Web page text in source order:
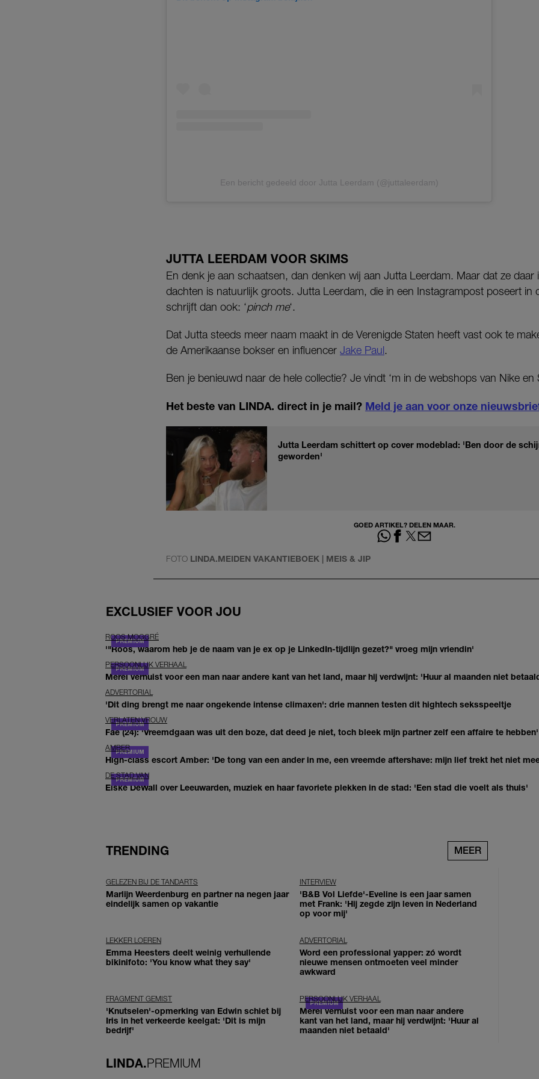
Een bericht gedeeld door Jutta Leerdam (@juttaleerdam)
JUTTA LEERDAM VOOR SKIMS
En denk je aan schaatsen, dan denken wij aan Jutta Leerdam. Maar dat ze daar
dachten is natuurlijk groots. Jutta Leerdam, die in een Instagrampost poseert in
schrijft dan ook: ‘pinch me‘.
Dat Jutta steeds meer naam maakt in de Verenigde Staten heeft vast ook te
de Amerikaanse bokser en influencer Jake Paul.
Ben je benieuwd naar de hele collectie? Je vindt ‘m in de webshops van Nike en
Het beste van LINDA. direct in je mail? Meld je aan voor onze
Jutta Leerdam schittert op cover modeblad: 'Ben door de
geworden'
GOED ARTIKEL? DELEN MAAR.
FOTO LINDA.MEIDEN VAKANTIEBOEK | MEIS & JIP
EXCLUSIEF VOOR JOU
ROOS MOGGRÉ
'"Roos, waarom heb je de naam van je ex op je LinkedIn-tijdlijn gezet?" vroeg mijn vriendin'
PERSOONLIJK VERHAAL
Merel verhuist voor een man naar andere kant van het land, maar hij verdwijnt: 'Huur al maanden niet
ADVERTORIAL
'Dit ding brengt me naar ongekende intense climaxen': drie mannen testen dit hightech seksspeeltje
VERLATEN VROUW
Fae (24): 'Vreemdgaan was uit den boze, dat deed je niet, toch bleek mijn partner zelf een affaire te hebben'
AMBER
High-class escort Amber: 'De tong van een ander in me, een vreemde aftershave: mijn lief trekt het niet
DE STAD VAN
Elske DeWall over Leeuwarden, muziek en haar favoriete plekken in de stad: 'Een stad die voelt als thuis'
TRENDING MEER
GELEZEN BIJ DE TANDARTS
Marlijn Weerdenburg en partner na negen jaar
eindelijk samen op vakantie
INTERVIEW
'B&B Vol Liefde'-Eveline is een jaar samen
met Frank: 'Hij zegde zijn leven in Nederland
op voor mij'
LEKKER LOEREN
Emma Heesters deelt weinig verhullende
bikinifoto: 'You know what they say'
ADVERTORIAL
Word een professional yapper: zó wordt
nieuwe mensen ontmoeten veel minder
awkward
FRAGMENT GEMIST
'Knutselen'-opmerking van Edwin schiet bij
Iris in het verkeerde keelgat: 'Dit is mijn
bedrijf'
PERSOONLIJK VERHAAL
Merel verhuist voor een man naar andere
kant van het land, maar hij verdwijnt: 'Huur al
maanden niet betaald'
LINDA.PREMIUM